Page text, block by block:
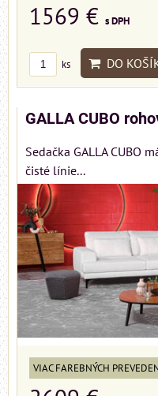
1569 € s DPH
ks DO
GALLA CUBO
Sedačka GALLA CUBO
čisté línie...
VIAC FAREBNÝCH